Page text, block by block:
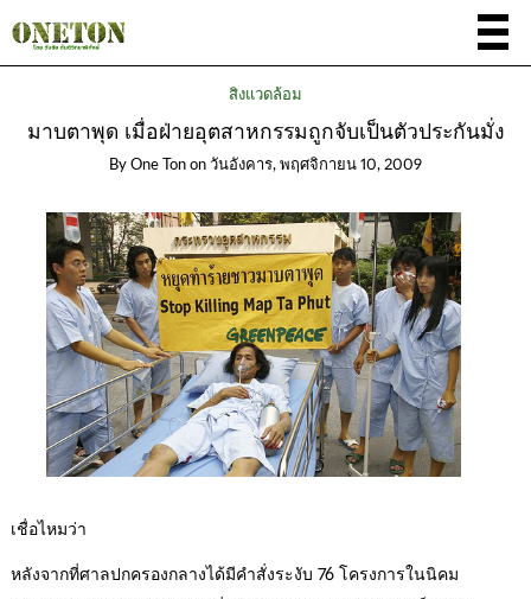
สิ่งแวดล้อม
มาบตาพุด เมื่อฝ่ายอุตสาหกรรมถูกจับเป็นตัวประกันมั่ง
By One Ton on วันอังคาร, พฤศจิกายน 10, 2009
เชื่อไหมว่า
หลังจากที่ศาลปกครองกลางได้มีคำสั่งระงับ 76 โครงการในนิคม